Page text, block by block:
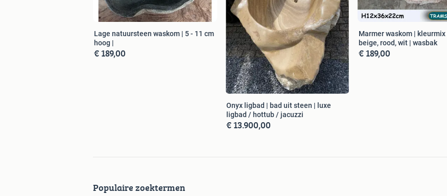
Lage natuursteen waskom | 5 - 11 cm
hoog |
€ 189,00
Onyx ligbad | bad uit steen | luxe
ligbad / hottub / jacuzzi
€ 13.900,00
Marmer waskom | kleurmix
beige, rood, wit | wasbak
€ 189,00
Populaire zoektermen